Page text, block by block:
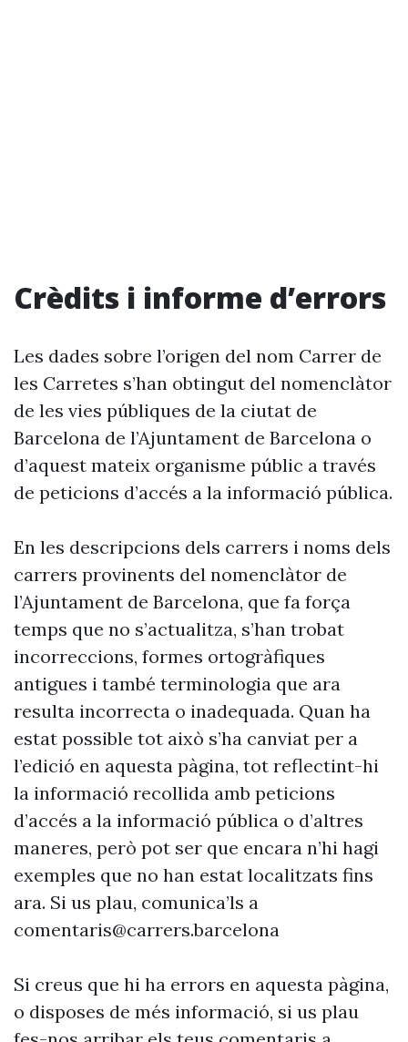
Crèdits i informe d’errors
Les dades sobre l’origen del nom Carrer de
les Carretes s’han obtingut del nomenclàtor
de les vies públiques de la ciutat de
Barcelona de l’Ajuntament de Barcelona o
d’aquest mateix organisme públic a través
de peticions d’accés a la informació pública.
En les descripcions dels carrers i noms dels
carrers provinents del nomenclàtor de
l’Ajuntament de Barcelona, que fa força
temps que no s’actualitza, s’han trobat
incorreccions, formes ortogràfiques
antigues i també terminologia que ara
resulta incorrecta o inadequada. Quan ha
estat possible tot això s’ha canviat per a
l’edició en aquesta pàgina, tot reflectint-hi
la informació recollida amb peticions
d’accés a la informació pública o d’altres
maneres, però pot ser que encara n’hi hagi
exemples que no han estat localitzats fins
ara. Si us plau, comunica’ls a
comentaris@carrers.barcelona
Si creus que hi ha errors en aquesta pàgina,
o disposes de més informació, si us plau